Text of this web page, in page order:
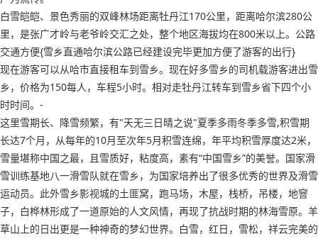
白雪皑皑、景色秀丽的双峰林场距离牡丹江170公里，距离哈尔滨280公
里，是张广才岭与老爷岭交汇之处，整个地区海拔均在800米以上。公路
交通方便{雪乡直通哈尔滨公路已经建设完毕更加方便了游客的出行}
现在游客可以从哈市直接租车到雪乡。现在好多雪乡的司机载游客进出雪
乡，价格为150每人，车程5小时。相对走牡丹江转车到雪乡省下四个小
时时间。-
这里雪期长、降雪频繁，有"天无三日晴之说"夏季多雨冬季多雪,积雪期
长达7个月，从每年的10月至次年5月积雪连绵，年平均积雪厚度达2米，
雪量堪称中国之最，且雪质好，粘度高，素有“中国雪乡”的美誉。国家滑
雪训练基地八一滑雪队就在雪乡，为国家培养出了很多优秀的世界及滑雪
运动员。此外雪乡影视城的土匪窝，跑马场，木屋，栈桥，吊楼，地窨
子，白桦林形成了一道原始的人文风情，再现了抗战时期的林海雪原。羊
草山上的日出更是一种神奇的梦幻世界。白雪，红日，雪松，祥云完美的